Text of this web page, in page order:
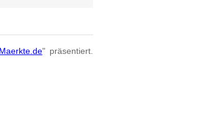
" präsentiert.